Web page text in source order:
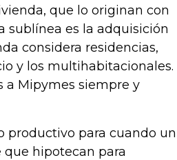
que lo originan con
sublínea es la adquisición
considera residencias,
y los multihabitacionales.
a Mipymes siempre y
productivo para cuando un
hipotecan para